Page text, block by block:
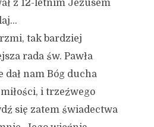
z 12-letnim Jezusem
tak bardziej
rada św. Pawła
dał nam Bóg ducha
i trzeźwego
się zatem świadectwa